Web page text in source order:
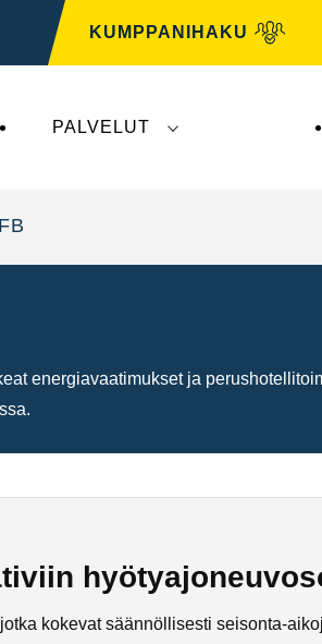
KUMPPANIHAKU
PALVELUT
energiavaatimukset ja
kokevat säännöllisesti seisonta-